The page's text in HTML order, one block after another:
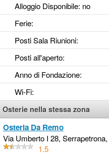
Alloggio Disponibile: no
Ferie:
Posti Sala Riunioni:
Posti all'aperto:
Anno di Fondazione:
Wi-Fi:
Osterie nella stessa zona
Osteria Da Remo
Via Umberto I 28,
1.5